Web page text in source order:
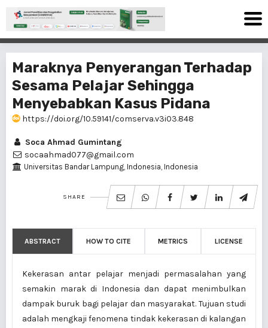
Maraknya Penyerangan Terhadap
Sesama Pelajar Sehingga
Menyebabkan Kasus Pidana
https://doi.org/10.59141/comserva.v3i03.848
Soca Ahmad Gumintang
socaahmad077@gmail.com
Universitas Bandar Lampung, Indonesia, Indonesia
SHARE
ABSTRACT HOW TO CITE METRICS LICENSE
Kekerasan antar pelajar menjadi permasalahan yang
semakin marak di Indonesia dan dapat menimbulkan
dampak buruk bagi pelajar dan masyarakat. Tujuan studi
adalah mengkaji fenomena tindak kekerasan di kalangan